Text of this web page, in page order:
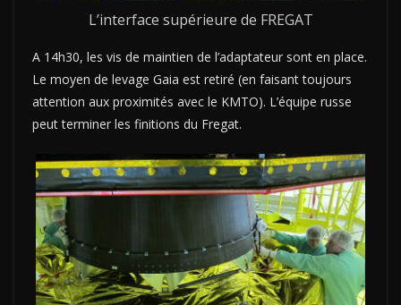
L’interface supérieure de FREGAT
A 14h30, les vis de maintien de l’adaptateur sont en place.
Le moyen de levage Gaia est retiré (en faisant toujours
attention aux proximités avec le KMTO). L’équipe russe
peut terminer les finitions du Fregat.